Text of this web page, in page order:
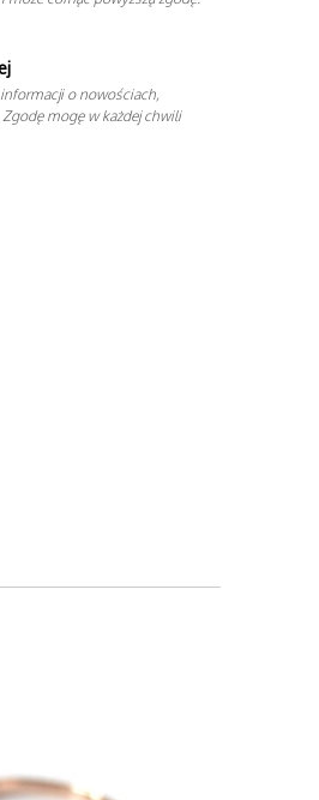
o nowościach,
mogę w każdej chwili